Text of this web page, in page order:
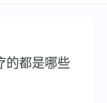
的都是哪些